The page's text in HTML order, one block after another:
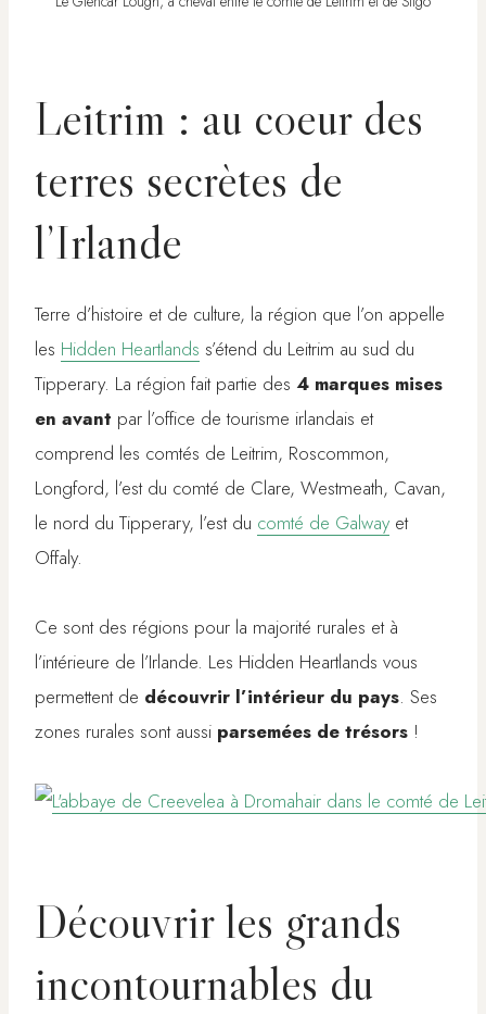
Leitrim : au coeur des
terres secrètes de
l’Irlande
Terre d’histoire et de culture, la région que l’on appelle
les Hidden Heartlands s’étend du Leitrim au sud du
Tipperary. La région fait partie des 4 marques mises
en avant par l’office de tourisme irlandais et
comprend les comtés de Leitrim, Roscommon,
Longford, l’est du comté de Clare, Westmeath, Cavan,
le nord du Tipperary, l’est du comté de Galway et
Offaly.
Ce sont des régions pour la majorité rurales et à
l’intérieure de l’Irlande. Les Hidden Heartlands vous
permettent de découvrir l’intérieur du pays. Ses
zones rurales sont aussi parsemées de trésors !
Découvrir les grands
incontournables du